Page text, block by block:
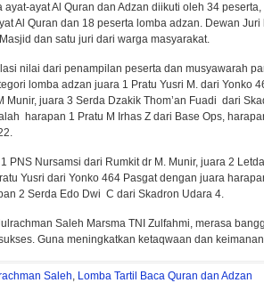
ayat-ayat Al Quran dan Adzan diikuti oleh 34
Al Quran dan 18 peserta lomba adzan. Dewan
dan satu juri dari warga masyarakat.
nilai dari penampilan peserta dan musyawarah
lomba adzan juara 1 Pratu Yusri M. dari Yonko
Munir, juara 3 Serda Dzakik Thom’an Fuadi dari
harapan 1 Pratu M Irhas Z dari Base Ops,
PNS Nursamsi dari Rumkit dr M. Munir, juara 2
Yusri dari Yonko 464 Pasgat dengan juara
2 Serda Edo Dwi C dari Skadron Udara 4.
Saleh Marsma TNI Zulfahmi, merasa
Guna meningkatkan ketaqwaan dan
Saleh, Lomba Tartil Baca Quran dan Adzan